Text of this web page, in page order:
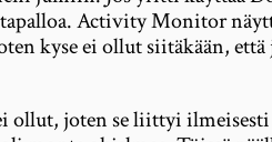
Activity Monitor
kyse ei ollut siitäkään,
ollut, joten se liittyi ilmeisesti